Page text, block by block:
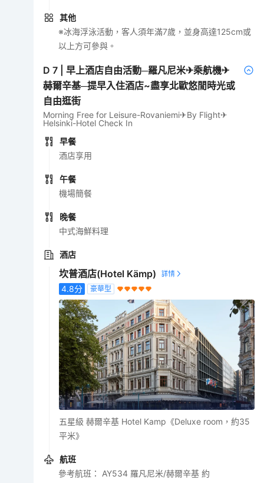
其他
※冰海浮泳活動，客人須年滿7歲，並身高達125cm或
以上方可參與。
D7 |早上酒店自由活動─羅凡尼米✈乘航機✈
赫爾辛基─提早入住酒店~盡享北歐悠閒時光或
自由逛街
Morning Free for Leisure-Rovaniemi✈By Flight✈
Helsinki-Hotel Check In
早餐
酒店享用
午餐
機場簡餐
晚餐
中式海鮮料理
酒店
坎普酒店(Hotel Kämp)
4.8分 豪華型
五星級 赫爾辛基 Hotel Kamp《Deluxe room，約35
平米》
航班
參考航班： AY534 羅凡尼米/赫爾辛基 約